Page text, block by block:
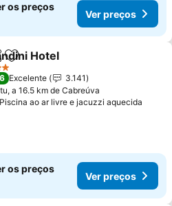
os preços
Ver preços
Adicionar aos favoritos
Hotel
Excelente
3.141
a 16.5 km de Cabreúva
Piscina ao ar livre e jacuzzi aquecida
os preços
Ver preços